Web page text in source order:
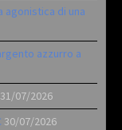
agonistica di una
azzurro a
31/07/2026
30/07/2026